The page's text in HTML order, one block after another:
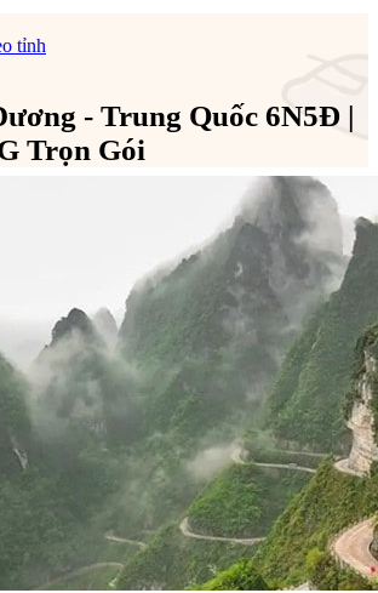
tỉnh
- Trung Quốc 6N5Đ |
Trọn Gói